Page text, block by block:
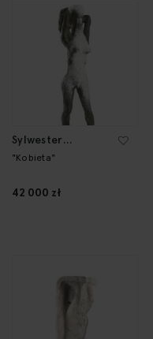
Sylwester
Ambroziak
"Kobieta"
42 000 zł